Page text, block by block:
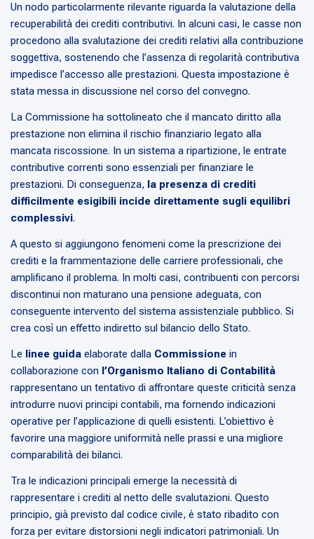
Un nodo particolarmente rilevante riguarda la valutazione della
recuperabilità dei crediti contributivi. In alcuni casi, le casse non
procedono alla svalutazione dei crediti relativi alla contribuzione
soggettiva, sostenendo che l’assenza di regolarità contributiva
impedisce l’accesso alle prestazioni. Questa impostazione è
stata messa in discussione nel corso del convegno.
La Commissione ha sottolineato che il mancato diritto alla
prestazione non elimina il rischio finanziario legato alla
mancata riscossione. In un sistema a ripartizione, le entrate
contributive correnti sono essenziali per finanziare le
prestazioni. Di conseguenza, la presenza di crediti
difficilmente esigibili incide direttamente sugli equilibri
complessivi.
A questo si aggiungono fenomeni come la prescrizione dei
crediti e la frammentazione delle carriere professionali, che
amplificano il problema. In molti casi, contribuenti con percorsi
discontinui non maturano una pensione adeguata, con
conseguente intervento del sistema assistenziale pubblico. Si
crea così un effetto indiretto sul bilancio dello Stato.
Le linee guida elaborate dalla Commissione in
collaborazione con l’Organismo Italiano di Contabilità
rappresentano un tentativo di affrontare queste criticità senza
introdurre nuovi principi contabili, ma fornendo indicazioni
operative per l’applicazione di quelli esistenti. L’obiettivo è
favorire una maggiore uniformità nelle prassi e una migliore
comparabilità dei bilanci.
Tra le indicazioni principali emerge la necessità di
rappresentare i crediti al netto delle svalutazioni. Questo
principio, già previsto dal codice civile, è stato ribadito con
forza per evitare distorsioni negli indicatori patrimoniali. Un